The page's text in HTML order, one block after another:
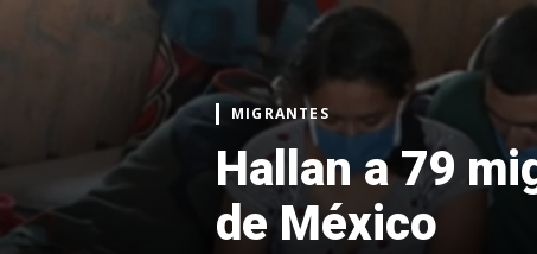
MIGRANTES
Hallan a 79
de México